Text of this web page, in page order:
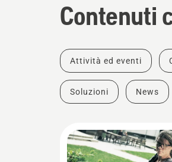
Contenuti
Attività ed eventi
Soluzioni News